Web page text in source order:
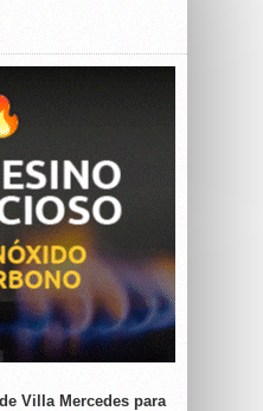
Villa Mercedes para